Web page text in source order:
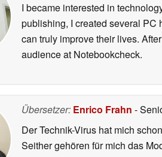
I became interested in
publishing, I created several PC
can truly improve their lives.
audience at Notebookcheck.
Übersetzer: Enrico Frahn -
Der Technik-Virus hat mich
Seither gehören für mich das